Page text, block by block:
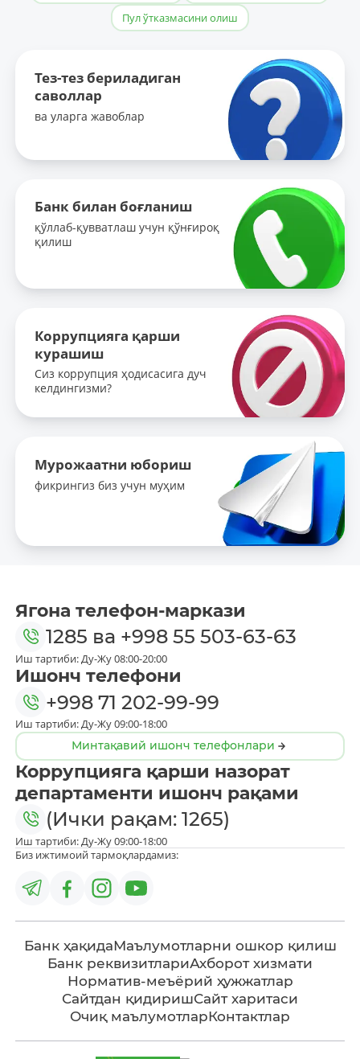
Пул ўтказмасини олиш
Тез-тез бериладиган
саволлар
ва уларга жавоблар
Банк билан боғланиш
қўллаб-қувватлаш учун қўнғироқ
қилиш
Коррупцияга қарши
курашиш
Сиз коррупция ҳодисасига дуч
келдингизми?
Мурожаатни юбориш
фикрингиз биз учун муҳим
Ягона телефон-маркази
1285 ва +998 55 503-63-63
Иш тартиби: Ду-Жу 08:00-20:00
Ишонч телефони
+998 71 202-99-99
Иш тартиби: Ду-Жу 09:00-18:00
Минтақавий ишонч телефонлари
Коррупцияга қарши назорат
департаменти ишонч рақами
(Ички рақам: 1265)
Иш тартиби: Ду-Жу 09:00-18:00
Биз ижтимоий тармоқлардамиз:
Банк ҳақидаМаълумотларни ошкор қилиш
Банк реквизитлариАхборот хизмати
Норматив-меъёрий ҳужжатлар
Сайтдан қидиришСайт харитаси
Очиқ маълумотларКонтактлар